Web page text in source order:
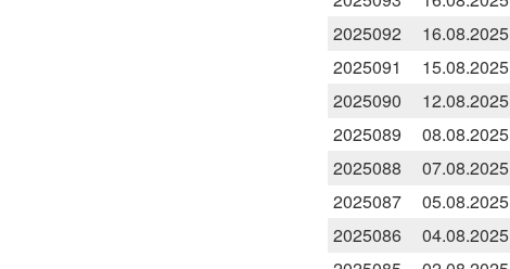
2025092
16.08.2025
2025091
15.08.2025
2025090
12.08.2025
2025089
08.08.2025
2025088
07.08.2025
2025087
05.08.2025
2025086
04.08.2025